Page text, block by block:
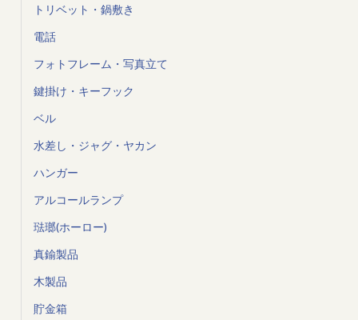
トリベット・鍋敷き
電話
フォトフレーム・写真立て
鍵掛け・キーフック
ベル
水差し・ジャグ・ヤカン
ハンガー
アルコールランプ
琺瑯(ホーロー)
真鍮製品
木製品
貯金箱